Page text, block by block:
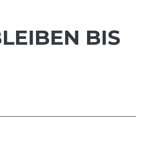
BIS